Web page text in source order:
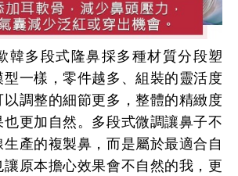
韓多段式隆鼻採多種材質分段塑
一樣，零件越多、組裝的靈活度
調整的細節更多，整體的精緻度
更加自然。多段式微調讓鼻子不
產的複製鼻，而是屬於最適合自
原本擔心效果會不自然的我，更